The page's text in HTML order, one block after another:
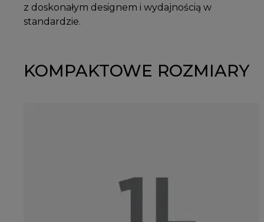
z doskonałym designem i wydajnością w
standardzie.
KOMPAKTOWE ROZMIARY